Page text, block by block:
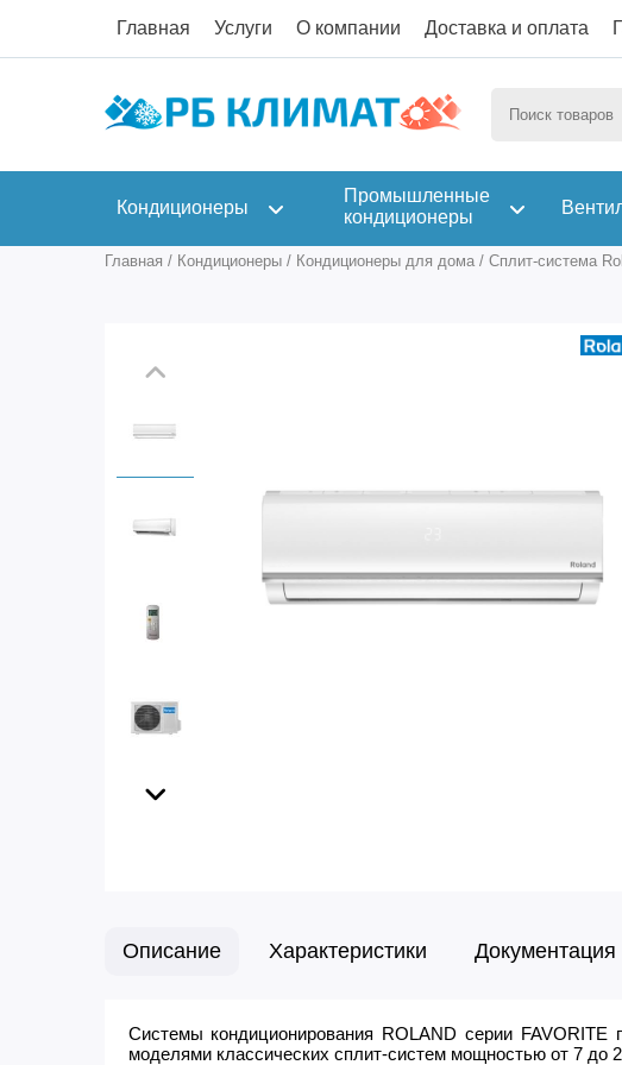
Главная Услуги О компании Доставка и оплата
Кондиционеры
Промышленные
кондиционеры
Главная / Кондиционеры / Кондиционеры для дома / Сплит-система
Описание Характеристики Документация
Системы кондиционирования ROLAND серии FAVORITE
моделями классических сплит-систем мощностью от 7 до